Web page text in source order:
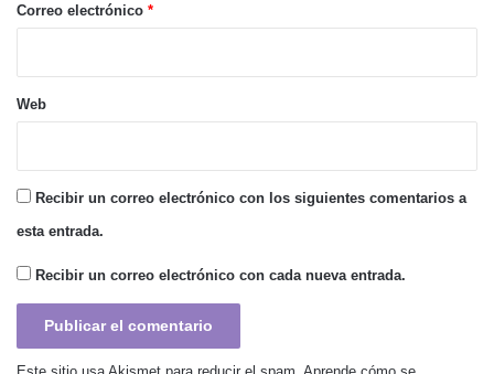
*
Correo electrónico *
Web
Recibir un correo electrónico con los siguientes comentarios a
esta entrada.
Recibir un correo electrónico con cada nueva entrada.